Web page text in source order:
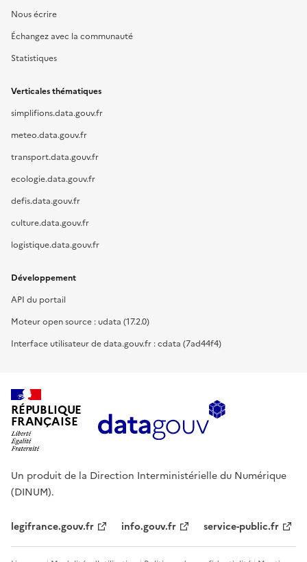
Nous écrire
Échangez avec la communauté
Statistiques
Verticales thématiques
simplifions.data.gouv.fr
meteo.data.gouv.fr
transport.data.gouv.fr
ecologie.data.gouv.fr
defis.data.gouv.fr
culture.data.gouv.fr
logistique.data.gouv.fr
Développement
API du portail
Moteur open source : udata (17.2.0)
Interface utilisateur de data.gouv.fr : cdata (7ad44f4)
RÉPUBLIQUE
FRANÇAISE
Un produit de la Direction Interministérielle du Numérique
(DINUM).
legifrance.gouv.fr info.gouv.fr service-public.fr